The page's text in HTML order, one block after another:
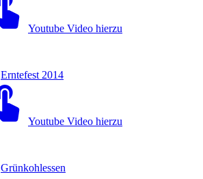
Youtube Video hierzu
Erntefest 2014
Youtube Video hierzu
Grünkohlessen